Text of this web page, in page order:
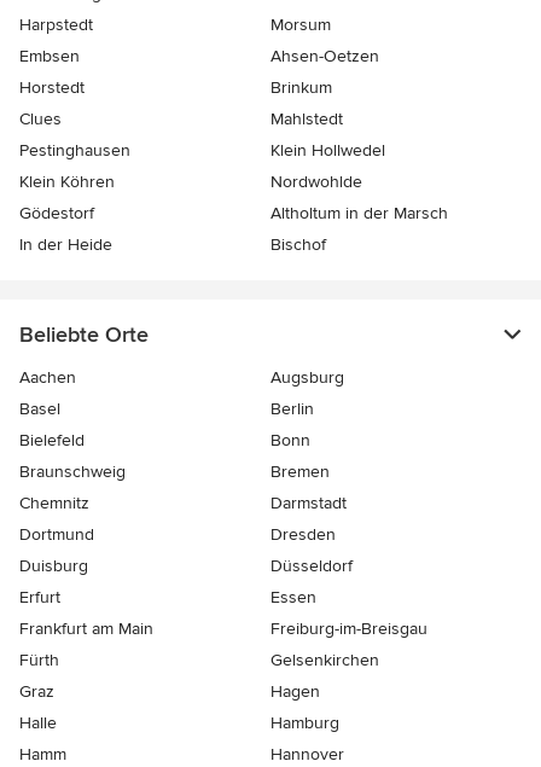
Harpstedt
Morsum
Embsen
Ahsen-Oetzen
Horstedt
Brinkum
Clues
Mahlstedt
Pestinghausen
Klein Hollwedel
Klein Köhren
Nordwohlde
Gödestorf
Altholtum in der Marsch
In der Heide
Bischof
Beliebte Orte
Aachen
Augsburg
Basel
Berlin
Bielefeld
Bonn
Braunschweig
Bremen
Chemnitz
Darmstadt
Dortmund
Dresden
Duisburg
Düsseldorf
Erfurt
Essen
Frankfurt am Main
Freiburg-im-Breisgau
Fürth
Gelsenkirchen
Graz
Hagen
Halle
Hamburg
Hamm
Hannover